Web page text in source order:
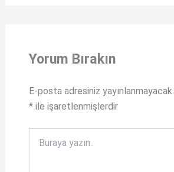
A
p
o
k
Yorum Bırakın
E-posta adresiniz yayınlanmayacak.
*ile işaretlenmişlerdir
yazın..